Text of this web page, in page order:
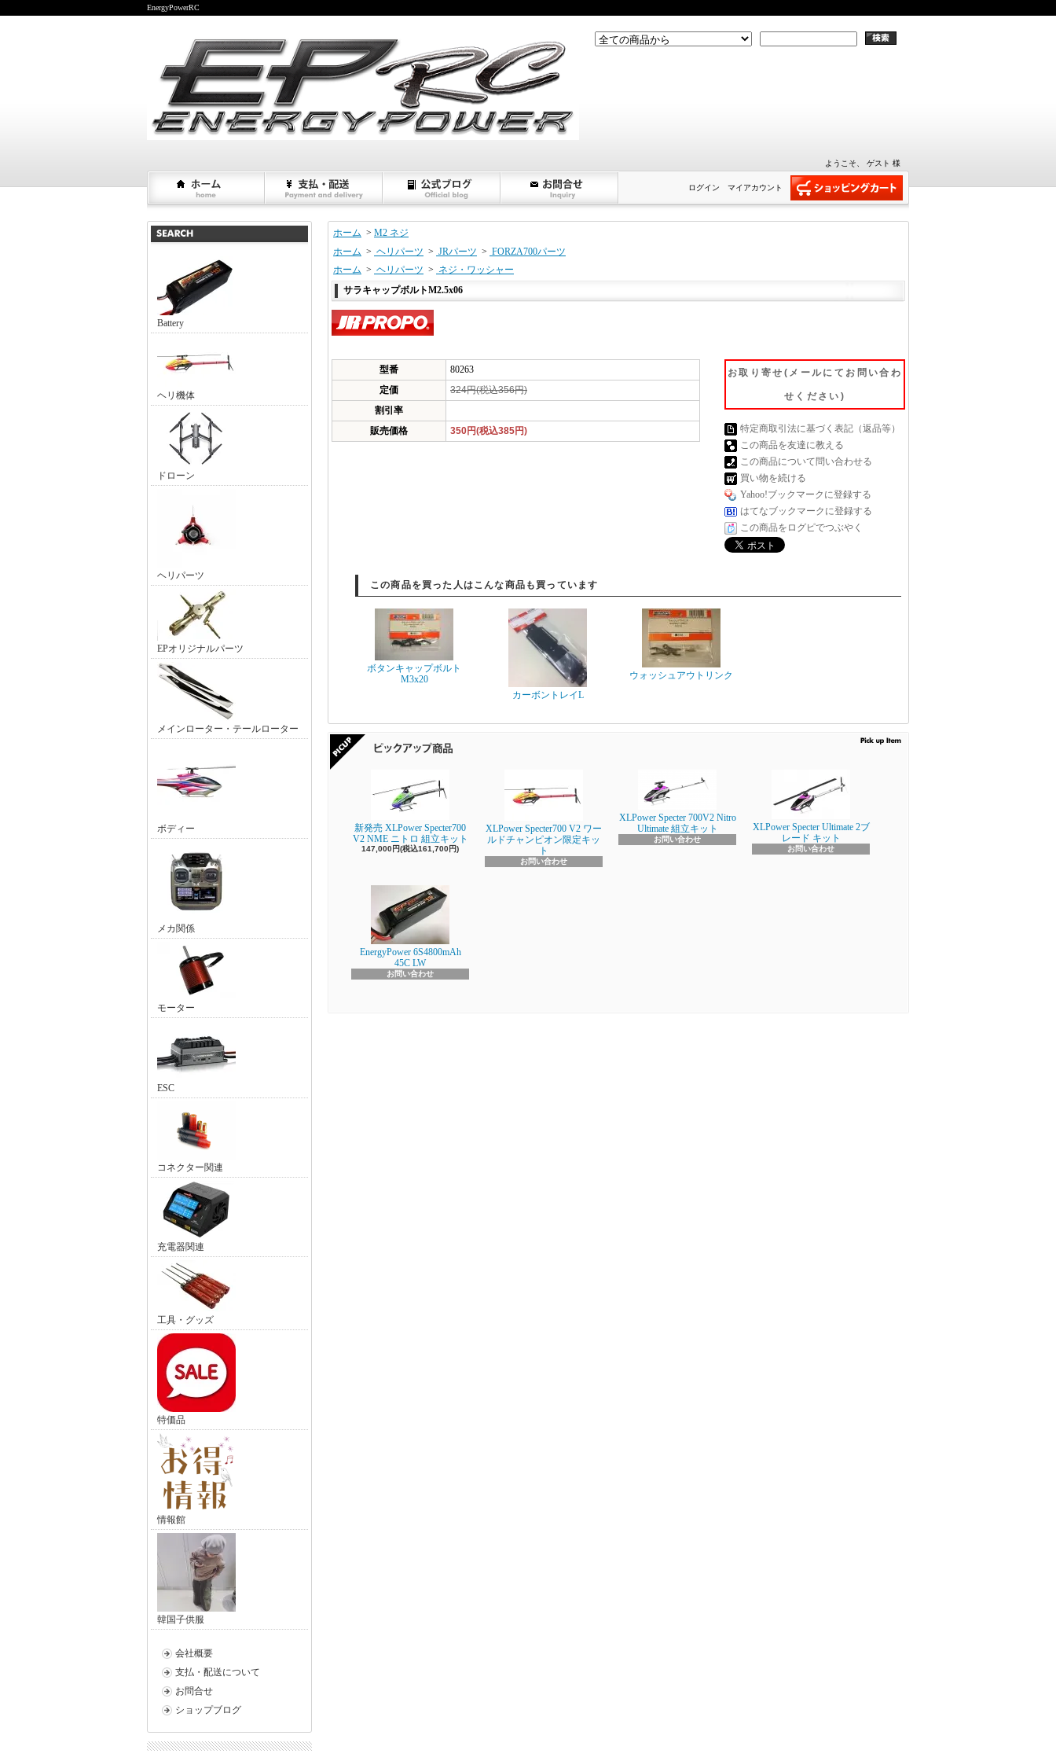
EnergyPowerRC
ようこそ、 ゲスト 様
マイアカウント
ログイン
Battery
ヘリ機体
ドローン
ヘリパーツ
EPオリジナルパーツ
メインローター・テールローター
ボディー
メカ関係
モーター
ESC
コネクター関連
充電器関連
工具・グッズ
特価品
情報館
韓国子供服
会社概要
支払・配送について
お問合せ
ショップブログ
ホーム > M2 ネジ
ホーム > ヘリパーツ > JRパーツ > FORZA700パーツ
ホーム > ヘリパーツ > ネジ・ワッシャー
サラキャップボルトM2.5x06
型番
80263
定価
324円(税込356円)
割引率
販売価格
350円(税込385円)
お取り寄せ(メールにてお問い合わ
せください)
特定商取引法に基づく表記（返品等）
この商品を友達に教える
この商品について問い合わせる
買い物を続ける
Yahoo!ブックマークに登録する
はてなブックマークに登録する
この商品をログピでつぶやく
この商品を買った人はこんな商品も買っています
ボタンキャップボルト
M3x20
カーボントレイL
ウォッシュアウトリンク
新発売 XLPower Specter700
V2 NME ニトロ 組立キット
147,000円(税込161,700円)
XLPower Specter700 V2 ワー
ルドチャンピオン限定キッ
ト
お問い合わせ
XLPower Specter 700V2 Nitro
Ultimate 組立キット
お問い合わせ
XLPower Specter Ultimate 2ブ
レード キット
お問い合わせ
EnergyPower 6S4800mAh
45C LW
お問い合わせ